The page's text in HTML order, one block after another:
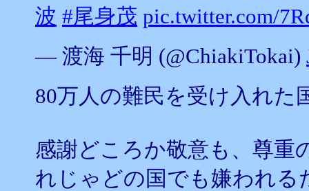
波 #尾身茂 pic.twitter.com/
— 渡海 千明 (@ChiakiTokai)
80万人の難民を受け入れた
感謝どころか敬意も、尊重
れじゃどの国でも嫌われ